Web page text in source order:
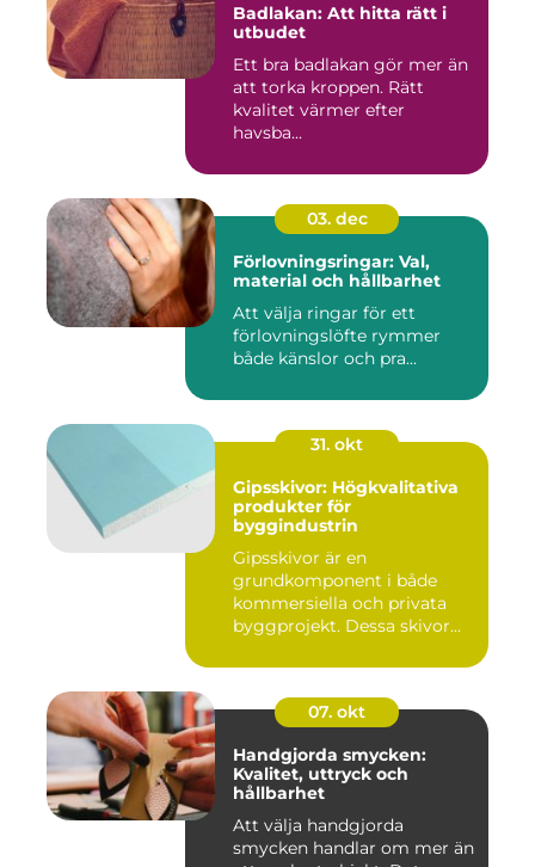
Badlakan: Att hitta rätt i
utbudet
Ett bra badlakan gör mer än
att torka kroppen. Rätt
kvalitet värmer efter
havsba...
03. dec
Förlovningsringar: Val,
material och hållbarhet
Att välja ringar för ett
förlovningslöfte rymmer
både känslor och pra...
31. okt
Gipsskivor: Högkvalitativa
produkter för
byggindustrin
Gipsskivor är en
grundkomponent i både
kommersiella och privata
byggprojekt. Dessa skivor...
07. okt
Handgjorda smycken:
Kvalitet, uttryck och
hållbarhet
Att välja handgjorda
smycken handlar om mer än